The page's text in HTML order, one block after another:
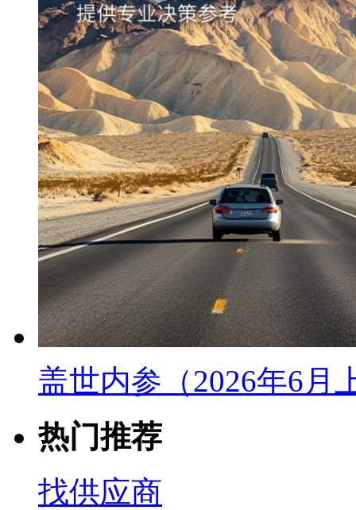
盖世内参（2026年6月
热门推荐
找供应商